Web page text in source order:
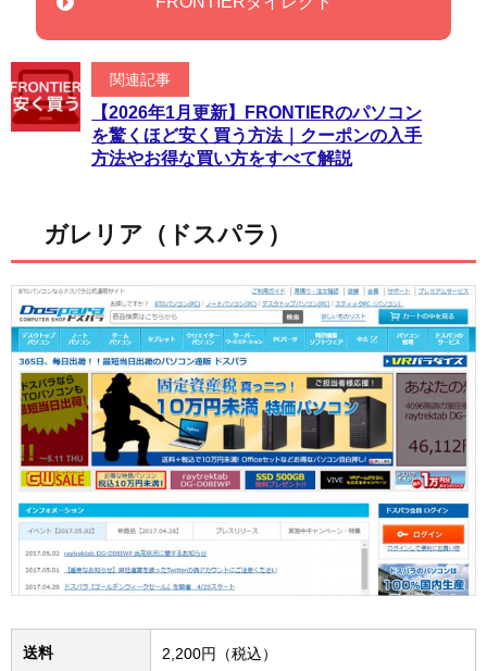
関連記事
【2026年1月更新】FRONTIERのパソコン
を驚くほど安く買う方法｜クーポンの入手
方法やお得な買い方をすべて解説
ガレリア（ドスパラ）
送料 2,200円（税込）